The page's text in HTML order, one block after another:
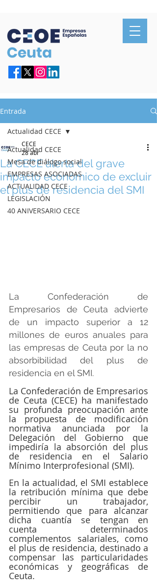
Entrada
Actualidad CECE
Mesa de diálogo social
EMPRESAS ASOCIADAS
ACTUALIDAD CECE
LEGISLACIÓN
40 ANIVERSARIO CECE
Actualidad CECE
La CECE alerta del grave
impacto económico de excluir
el plus de residencia del SMI
CECE
28 abr
La Confederación de
Empresarios de Ceuta advierte
de un impacto superior a 12
millones de euros anuales para
las empresas de Ceuta por la no
absorbibilidad del plus de
residencia en el SMI.
La Confederación de Empresarios
de Ceuta (CECE) ha manifestado
su profunda preocupación ante
la propuesta de modificación
normativa anunciada por la
Delegación del Gobierno que
impediría la absorción del plus
de residencia en el Salario
Mínimo Interprofesional (SMI).
En la actualidad, el SMI establece
la retribución mínima que debe
percibir un trabajador,
permitiendo que para alcanzar
dicha cuantía se tengan en
cuenta determinados
complementos salariales, como
el plus de residencia, destinado a
compensar las particularidades
económicas y geográficas de
Ceuta.